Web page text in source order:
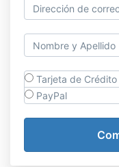
Tarjeta de Crédito
PayPal